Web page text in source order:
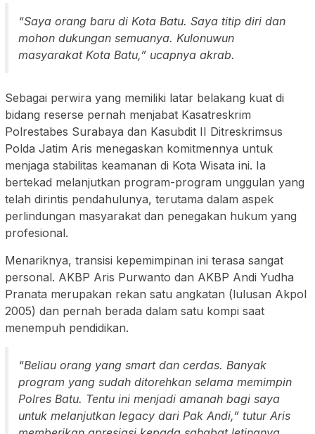
“Saya orang baru di Kota Batu. Saya titip diri dan
mohon dukungan semuanya. Kulonuwun
masyarakat Kota Batu,” ucapnya akrab.
Sebagai perwira yang memiliki latar belakang kuat di
bidang reserse pernah menjabat Kasatreskrim
Polrestabes Surabaya dan Kasubdit II Ditreskrimsus
Polda Jatim Aris menegaskan komitmennya untuk
menjaga stabilitas keamanan di Kota Wisata ini. Ia
bertekad melanjutkan program-program unggulan yang
telah dirintis pendahulunya, terutama dalam aspek
perlindungan masyarakat dan penegakan hukum yang
profesional.
Menariknya, transisi kepemimpinan ini terasa sangat
personal. AKBP Aris Purwanto dan AKBP Andi Yudha
Pranata merupakan rekan satu angkatan (lulusan Akpol
2005) dan pernah berada dalam satu kompi saat
menempuh pendidikan.
“Beliau orang yang smart dan cerdas. Banyak
program yang sudah ditorehkan selama memimpin
Polres Batu. Tentu ini menjadi amanah bagi saya
untuk melanjutkan legacy dari Pak Andi,” tutur Aris